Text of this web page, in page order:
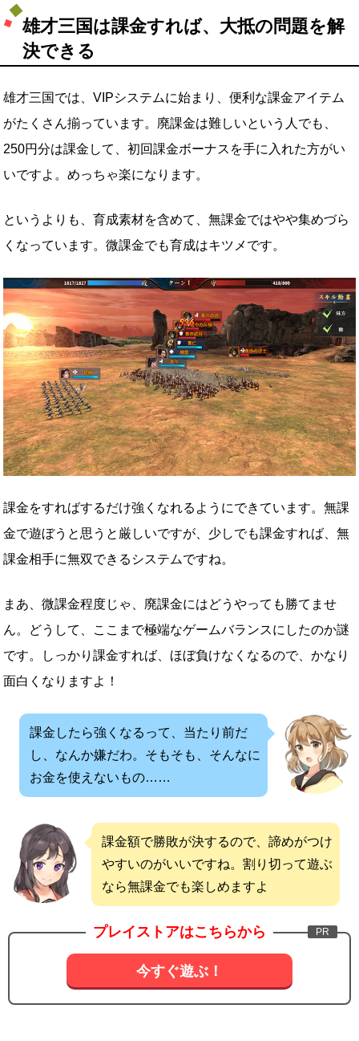
雄才三国は課金すれば、大抵の問題を解
決できる
雄才三国では、VIPシステムに始まり、便利な課金アイテム
がたくさん揃っています。廃課金は難しいという人でも、
250円分は課金して、初回課金ボーナスを手に入れた方がい
いですよ。めっちゃ楽になります。
というよりも、育成素材を含めて、無課金ではやや集めづら
くなっています。微課金でも育成はキツメです。
課金をすればするだけ強くなれるようにできています。無課
金で遊ぼうと思うと厳しいですが、少しでも課金すれば、無
課金相手に無双できるシステムですね。
まあ、微課金程度じゃ、廃課金にはどうやっても勝てませ
ん。どうして、ここまで極端なゲームバランスにしたのか謎
です。しっかり課金すれば、ほぼ負けなくなるので、かなり
面白くなりますよ！
課金したら強くなるって、当たり前だ
し、なんか嫌だわ。そもそも、そんなに
お金を使えないもの……
課金額で勝敗が決するので、諦めがつけ
やすいのがいいですね。割り切って遊ぶ
なら無課金でも楽しめますよ
プレイストアはこちらから
今すぐ遊ぶ！